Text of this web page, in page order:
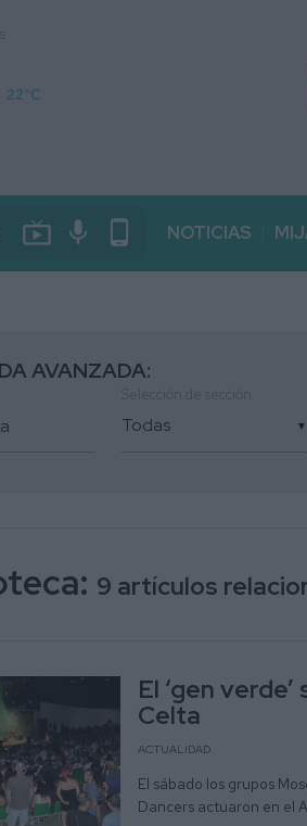
22°C
live_tv mic phone_android NOTICIAS
AVANZADA:
▼
9 artículos
El ‘gen
Celta
ACTUALIDAD
El sábado los grupos
Dancers actuaron en el